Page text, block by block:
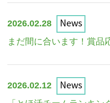
2026.02.28 News
まだ間に合います！賞品
2026.02.12 News